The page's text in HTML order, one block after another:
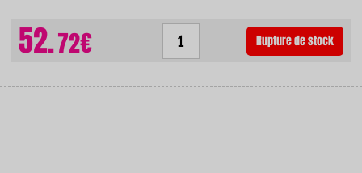
52.72€ Rupture de stock